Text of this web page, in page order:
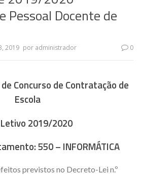
Pessoal Docente de
2019 por administrador 0
Concurso de Contratação de
Escola
2019/2020
550 – INFORMÁTICA
previstos no Decreto-Lei n.º